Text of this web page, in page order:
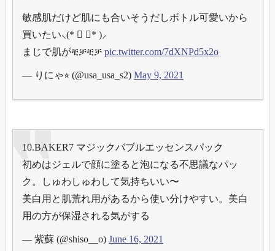
敏感肌だけど肌にも合いそうだしボトル可愛いから
買いたい⸜(* ॑ ॑* )⸝
まじで肌がቺቻቺቻ pic.twitter.com/7dXNPd5x2o
— りにゃ⭐︎ (@usa_usa_s2) May 9, 2021
10.BAKER7 マジックバブルエッセンスパック
初めはジェルで顔に塗ると泡になる不思議なパッ
ク。しゅわしゅわして気持ちいい〜
美白用と肌荒れ用があるから使い分けやすい。美白
用の方が保湿される気がする
— 紫蘇 (@shiso__o) June 16, 2021